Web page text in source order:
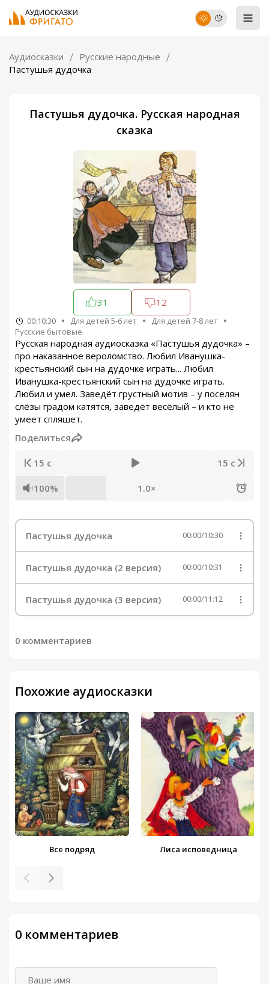
Аудиосказки
Русские народные
Пастушья дудочка
Пастушья дудочка. Русская народная
сказка
31 12
00:10:30 Для детей 5-6 лет
Для детей 7-8 лет
Русские бытовые
Русская народная аудиосказка «Пастушья дудочка» –
про наказанное вероломство. Любил Иванушка-
крестьянский сын на дудочке играть... Любил
Иванушка-крестьянский сын на дудочке играть.
Любил и умел. Заведёт грустный мотив – у поселян
слёзы градом катятся, заведёт весёлый – и кто не
умеет спляшет.
Поделиться
15 с 15 с
100% 1.0×
Пастушья дудочка 00:00/10:30
Пастушья дудочка (2 версия) 00:00/10:31
Пастушья дудочка (3 версия) 00:00/11:12
0 комментариев
Похожие аудиосказки
Все подряд Лиса исповедница
0 комментариев